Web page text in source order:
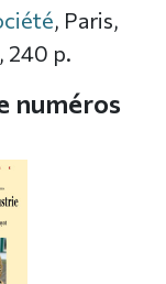
, Paris,
240 p.
numéros